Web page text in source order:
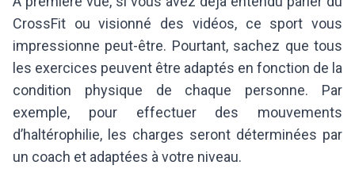
CrossFit ou visionné des vidéos, ce sport vous
impressionne peut-être. Pourtant, sachez que tous
les exercices peuvent être adaptés en fonction de la
condition physique de chaque personne. Par
exemple, pour effectuer des mouvements
d’haltérophilie, les charges seront déterminées par
un coach et adaptées à votre niveau.